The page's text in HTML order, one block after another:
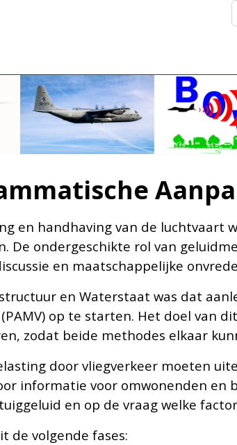
en handhaving van de luchtvaart
De ondergeschikte rol van
en maatschappelijke
en Waterstaat was dat
op te starten. Het doel van
zodat beide methodes elkaar
door vliegverkeer moeten
informatie voor omwonenden
en op de vraag welke
de volgende fases: